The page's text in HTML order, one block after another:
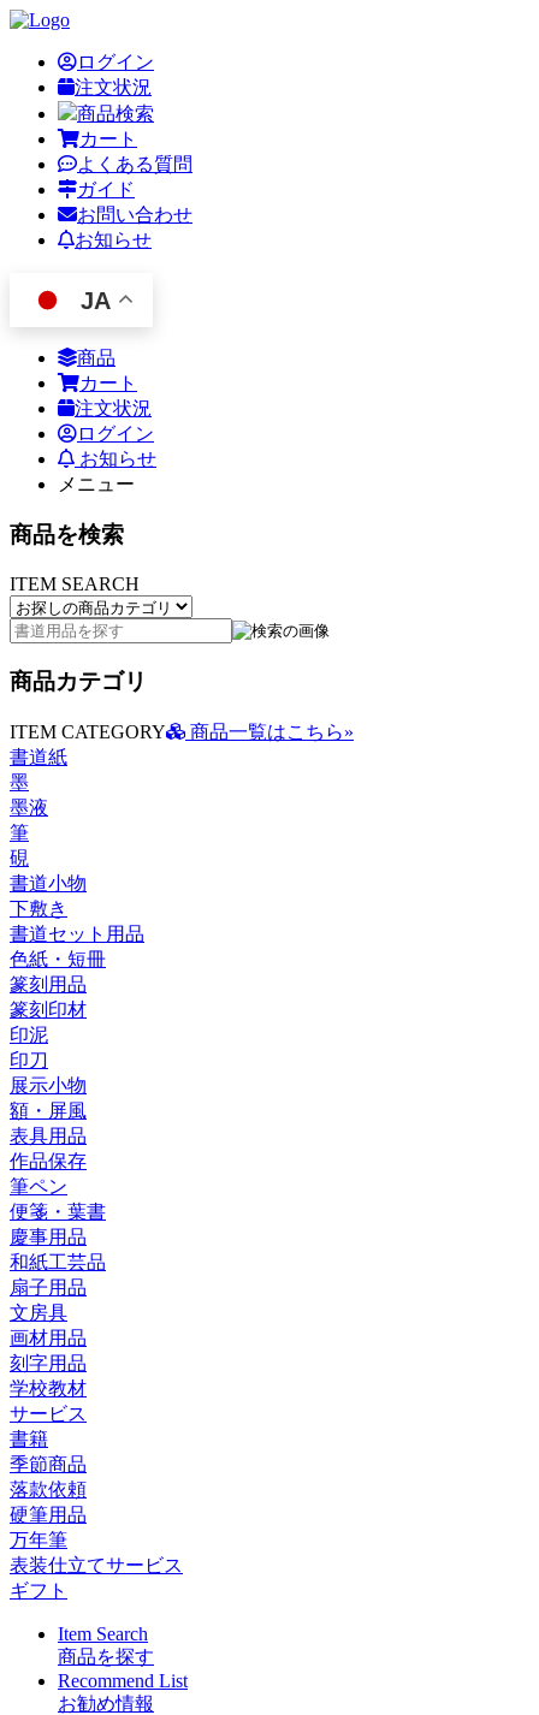
ログイン
注文状況
商品検索
カート
よくある質問
ガイド
お問い合わせ
お知らせ
JA
商品
カート
注文状況
ログイン
お知らせ
メニュー
商品を検索
ITEM SEARCH
商品カテゴリ
ITEM CATEGORY
商品一覧はこちら»
書道紙
墨
墨液
筆
硯
書道小物
下敷き
書道セット用品
色紙・短冊
篆刻用品
篆刻印材
印泥
印刀
展示小物
額・屏風
表具用品
作品保存
筆ペン
便箋・葉書
慶事用品
和紙工芸品
扇子用品
文房具
画材用品
刻字用品
学校教材
サービス
書籍
季節商品
落款依頼
硬筆用品
万年筆
表装仕立てサービス
ギフト
Item Search
商品を探す
Recommend List
お勧め情報